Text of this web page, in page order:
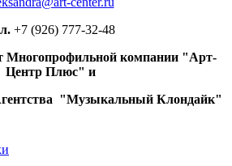
+7 (926) 777-32-48
Многопрофильной компании "Арт-
Центр Плюс" и
"Музыкальный Клондайк"